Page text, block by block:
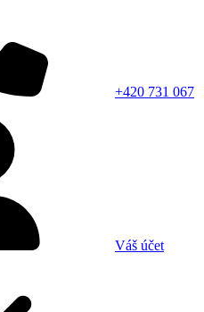
+420 731 067
Váš účet